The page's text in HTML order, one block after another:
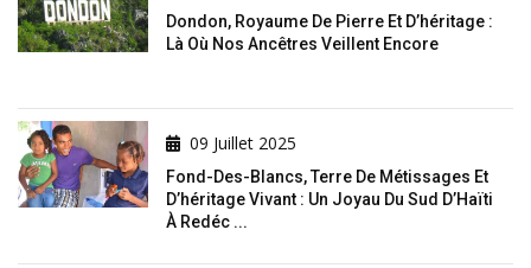
Dondon, Royaume De Pierre Et D’héritage :
Là Où Nos Ancêtres Veillent Encore
09 Juillet 2025
Fond-Des-Blancs, Terre De Métissages Et
D’héritage Vivant : Un Joyau Du Sud D’Haïti
À Redéc ...